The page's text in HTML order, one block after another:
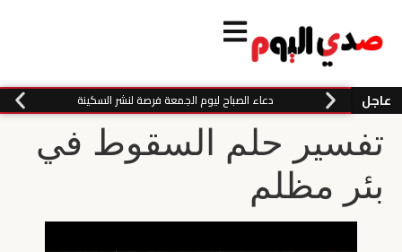
عاجل دعاء الصباح ليوم الجمعة فرصة لنشر السكينة
تفسير حلم السقوط في
بئر مظلم